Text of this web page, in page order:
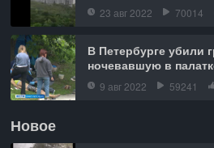
23 авг 2022 70014
В Петербурге убили
ночевавшую в
9 авг 2022 59241
Новое